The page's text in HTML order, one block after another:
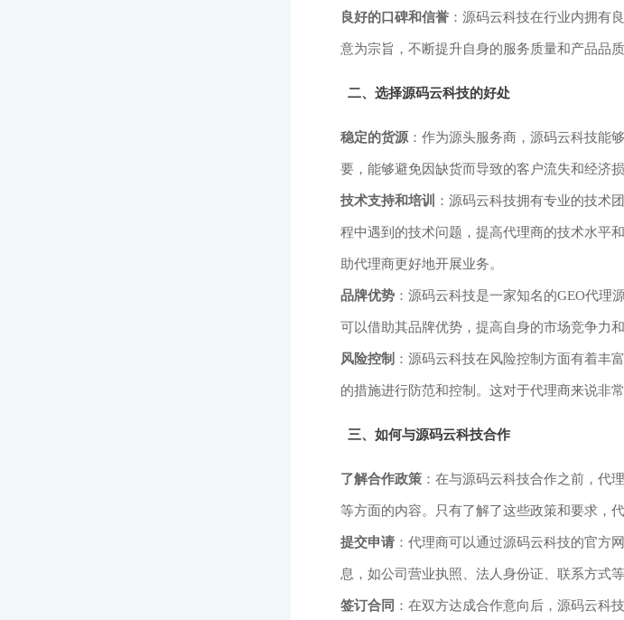
良好的口碑和信誉 ：源码云科技在行业内拥有
意为宗旨，不断提升自身的服务质量和产品品质
二、选择源码云科技的好处
稳定的货源：作为源头服务商，源码云科技能
要，能够避免因缺货而导致的客户流失和经济损
技术支持和培训 ：源码云科技拥有专业的技术
程中遇到的技术问题，提高代理商的技术水平
助代理商更好地开展业务。
品牌优势 ：源码云科技是一家知名的GEO代
可以借助其品牌优势，提高自身的市场竞争力
风险控制 ：源码云科技在风险控制方面有着丰
的措施进行防范和控制。这对于代理商来说非
三、如何与源码云科技合作
了解合作政策 ：在与源码云科技合作之前，代
等方面的内容。只有了解了这些政策和要求，
提交申请 ：代理商可以通过源码云科技的官方
息，如公司营业执照、法人身份证、联系方式
签订合同 ：在双方达成合作意向后，源码云科